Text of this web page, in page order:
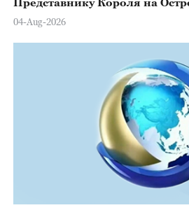
Марстерсу з нагоди Дня
04-Aug-2026